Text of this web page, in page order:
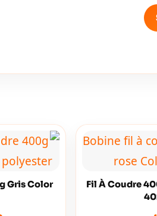
Fil À Coudre
Gris Color